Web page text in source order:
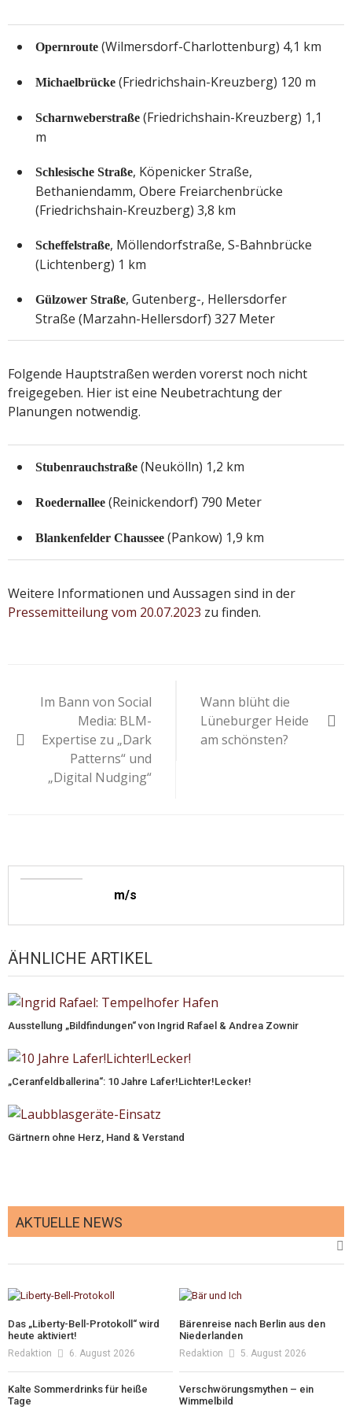
Opernroute (Wilmersdorf-Charlottenburg) 4,1 km
Michaelbrücke (Friedrichshain-Kreuzberg) 120 m
Scharnweberstraße (Friedrichshain-Kreuzberg) 1,1
m
Schlesische Straße, Köpenicker Straße,
Bethaniendamm, Obere Freiarchenbrücke
(Friedrichshain-Kreuzberg) 3,8 km
Scheffelstraße, Möllendorfstraße, S-Bahnbrücke
(Lichtenberg) 1 km
Gülzower Straße, Gutenberg-, Hellersdorfer
Straße (Marzahn-Hellersdorf) 327 Meter
Folgende Hauptstraßen werden vorerst noch nicht
freigegeben. Hier ist eine Neubetrachtung der
Planungen notwendig.
Stubenrauchstraße (Neukölln) 1,2 km
Roedernallee (Reinickendorf) 790 Meter
Blankenfelder Chaussee (Pankow) 1,9 km
Weitere Informationen und Aussagen sind in der
Pressemitteilung vom 20.07.2023 zu finden.
Im Bann von Social
Media: BLM-
Expertise zu „Dark
Patterns“ und
„Digital Nudging“
Wann blüht die
Lüneburger Heide
am schönsten?
m/s
ÄHNLICHE ARTIKEL
Ausstellung „Bildfindungen“ von Ingrid Rafael & Andrea Zownir
„Ceranfeldballerina“: 10 Jahre Lafer!Lichter!Lecker!
Gärtnern ohne Herz, Hand & Verstand
AKTUELLE NEWS
Das „Liberty-Bell-Protokoll“ wird
heute aktiviert!
Redaktion 6. August 2026
Bärenreise nach Berlin aus den
Niederlanden
Redaktion 5. August 2026
Kalte Sommerdrinks für heiße
Tage
Verschwörungsmythen – ein
Wimmelbild